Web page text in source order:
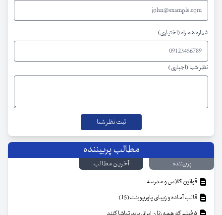
شماره همراه (اختیاری)
نظر شما (اجباری)
مطالب پربیننده
پربیننده
آخرین مطالب
قوانین کلاس و مدرسه
قالب آماده و زیبای پاورپوینت(15)